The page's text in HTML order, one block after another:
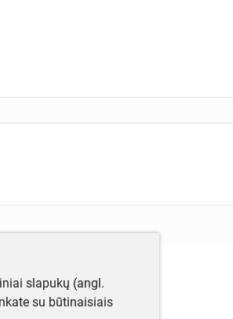
slapukų (angl.
su būtinaisiais